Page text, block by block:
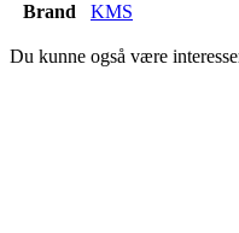
Brand KMS
Du kunne også være